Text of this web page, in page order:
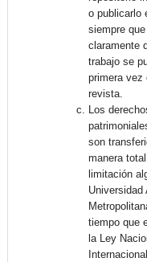
o publicarlo
siempre
claramente
trabajo se
primera vez
revista.
Los
son
manera
limitación
Universidad
tiempo que
la Ley